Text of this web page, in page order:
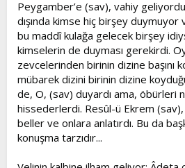
Peygamber’e (sav), vahiy
dışında kimse hiç birşey duymuyor
bu maddî kulağa gelecek birşey
kimselerin de duyması gerekirdi.
zevcelerinden birinin dizine başını
mübarek dizini birinin dizine
de, O, (sav) duyardı ama, öbürleri
hissederlerdi. Resûl-ü Ekrem
beller ve onlara anlatırdı. Bu da
konuşma tarzıdır...